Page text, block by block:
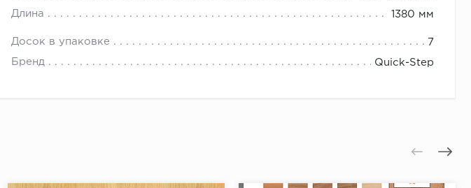
Длина 1380 мм
Досок в упаковке 7
Бренд Quick-Step